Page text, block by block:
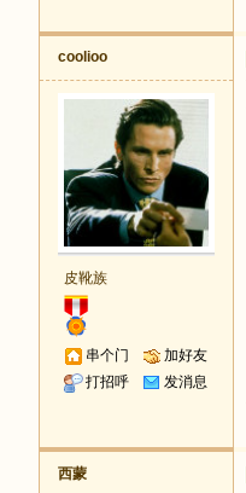
coolioo
皮靴族
串个门
加好友
打招呼
发消息
西蒙